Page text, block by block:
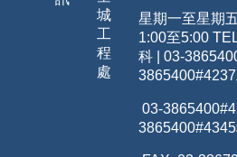
城
工
程
處
星期一至星期
1:00至5:00
科 | 03-
3865400#4237
03-